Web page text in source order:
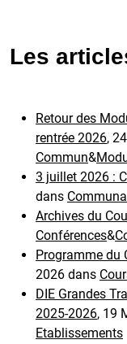
Les
Retour des
rentrée 2026,
Commun&
3 juillet 2026 :
dans
Archives du
Conférences&
Programme du
2026 dans
DIE Grandes
2025-2026, 19
Etablissements